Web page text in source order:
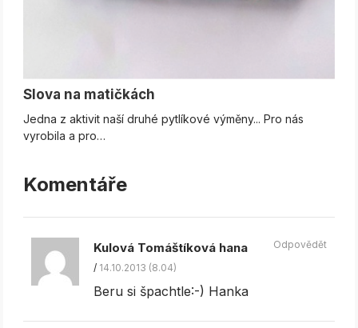
Slova na matičkách
Jedna z aktivit naší druhé pytlíkové výměny... Pro nás
vyrobila a pro…
Komentáře
Kulová Tomáštíková hana
14.10.2013 (8.04)
Beru si špachtle:-) Hanka
Odpovědět